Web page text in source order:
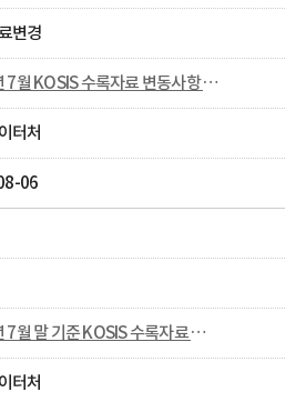
변경
2026년 7월 KOSIS 수록자료 변동사항 안내
터처
06
2026년 7월 말 기준 KOSIS 수록자료 현행화율 공개
터처